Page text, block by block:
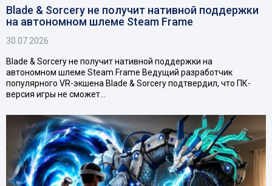
Blade & Sorcery не получит нативной поддержки
на автономном шлеме Steam Frame
30.07.2026
Blade & Sorcery не получит нативной поддержки на
автономном шлеме Steam Frame Ведущий разработчик
популярного VR-экшена Blade & Sorcery подтвердил, что ПК-
версия игры не сможет…